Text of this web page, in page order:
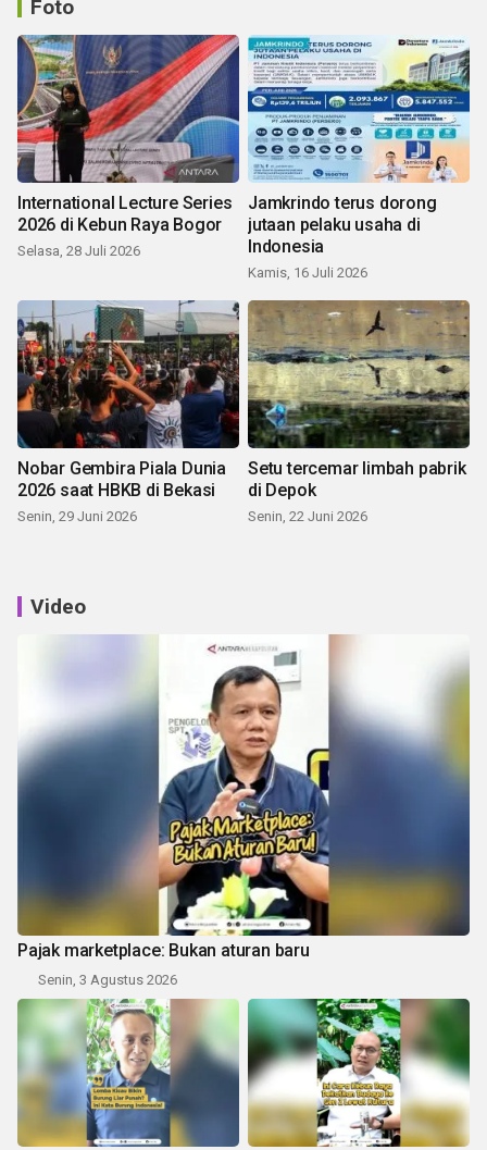
Foto
International Lecture Series
2026 di Kebun Raya Bogor
Selasa, 28 Juli 2026
Jamkrindo terus dorong
jutaan pelaku usaha di
Indonesia
Kamis, 16 Juli 2026
Nobar Gembira Piala Dunia
2026 saat HBKB di Bekasi
Senin, 29 Juni 2026
Setu tercemar limbah pabrik
di Depok
Senin, 22 Juni 2026
Video
Pajak marketplace: Bukan aturan baru
Senin, 3 Agustus 2026